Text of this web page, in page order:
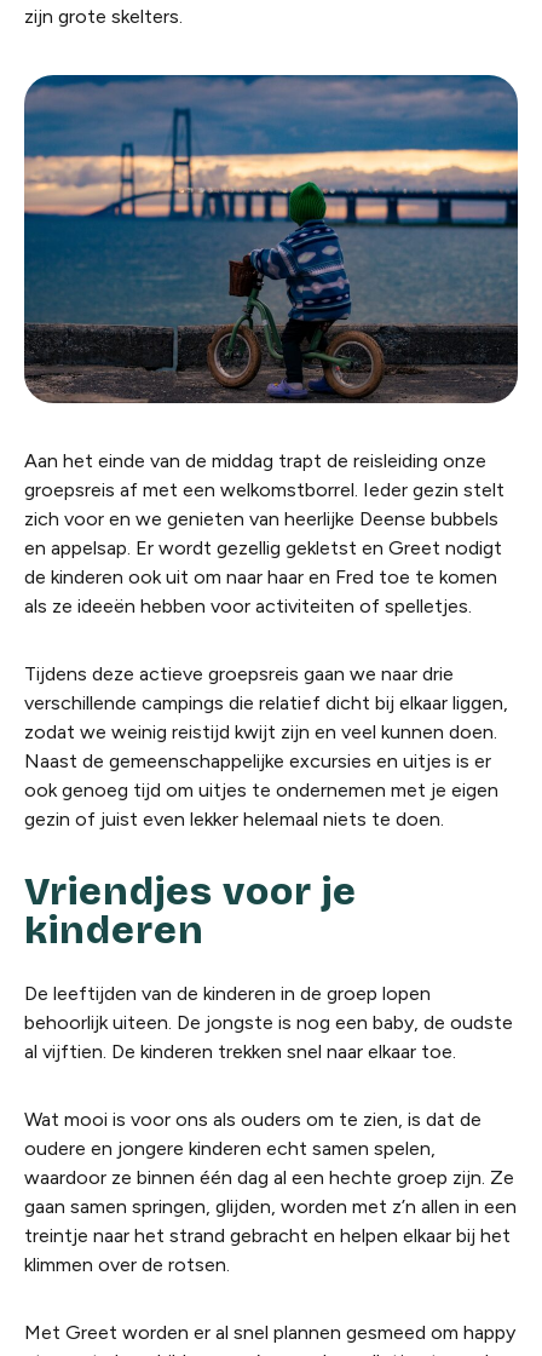
zijn grote skelters.
Aan het einde van de middag trapt de reisleiding onze
groepsreis af met een welkomstborrel. Ieder gezin stelt
zich voor en we genieten van heerlijke Deense bubbels
en appelsap. Er wordt gezellig gekletst en Greet nodigt
de kinderen ook uit om naar haar en Fred toe te komen
als ze ideeën hebben voor activiteiten of spelletjes.
Tijdens deze actieve groepsreis gaan we naar drie
verschillende campings die relatief dicht bij elkaar liggen,
zodat we weinig reistijd kwijt zijn en veel kunnen doen.
Naast de gemeenschappelijke excursies en uitjes is er
ook genoeg tijd om uitjes te ondernemen met je eigen
gezin of juist even lekker helemaal niets te doen.
Vriendjes voor je
kinderen
De leeftijden van de kinderen in de groep lopen
behoorlijk uiteen. De jongste is nog een baby, de oudste
al vijftien. De kinderen trekken snel naar elkaar toe.
Wat mooi is voor ons als ouders om te zien, is dat de
oudere en jongere kinderen echt samen spelen,
waardoor ze binnen één dag al een hechte groep zijn. Ze
gaan samen springen, glijden, worden met z’n allen in een
treintje naar het strand gebracht en helpen elkaar bij het
klimmen over de rotsen.
Met Greet worden er al snel plannen gesmeed om happy